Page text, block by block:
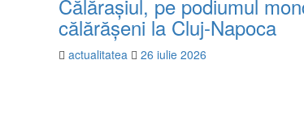
Călărașiul, pe podiumul
călărășeni la Cluj-Napoca
actualitatea 26 iulie 2026